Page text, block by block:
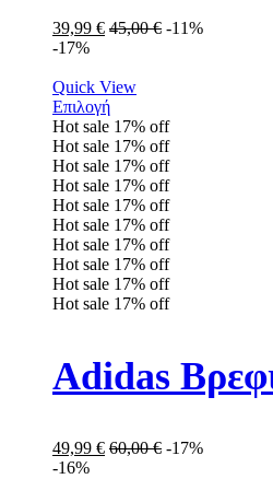
39,99 € 45,00€ -11%
-17%
Quick View
Επιλογή
Hot sale 17% off
Hot sale 17% off
Hot sale 17% off
Hot sale 17% off
Hot sale 17% off
Hot sale 17% off
Hot sale 17% off
Hot sale 17% off
Hot sale 17% off
Hot sale 17% off
Adidas
49,99 € 60,00€ -17%
-16%